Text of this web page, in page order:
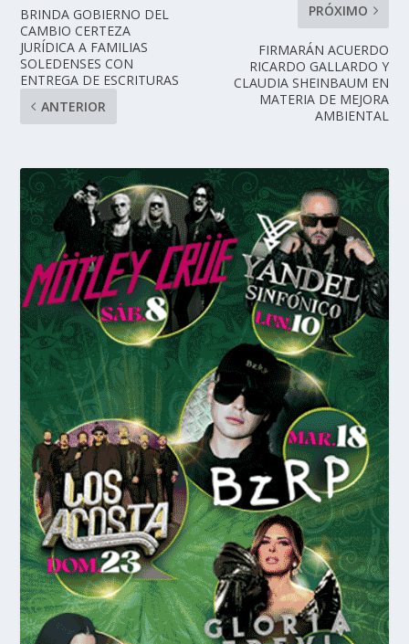
BRINDA GOBIERNO DEL
CAMBIO CERTEZA
JURÍDICA A FAMILIAS
SOLEDENSES CON
ENTREGA DE ESCRITURAS
ANTERIOR
PRÓXIMO
FIRMARÁN ACUERDO
RICARDO GALLARDO Y
CLAUDIA SHEINBAUM EN
MATERIA DE MEJORA
AMBIENTAL